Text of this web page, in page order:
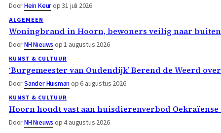
DoorHein Keurop 31 juli 2026
ALGEMEEN
Woningbrand in Hoorn, bewoners veilig naar buiten
DoorNH Nieuws op 1 augustus 2026
KUNST & CULTUUR
‘Burgemeester van Oudendijk’ Berend de Weerd
DoorSander Huismanop 6 augustus 2026
KUNST & CULTUUR
Hoorn houdt vast aan huisdierenverbod
DoorNH Nieuws op 4 augustus 2026